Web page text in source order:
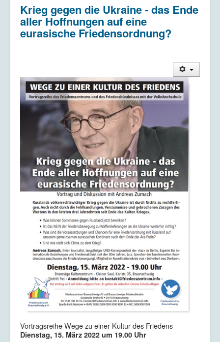
Kriegsdienstverweigerung
Kontakt/Impressum
Krieg gegen die Ukraine - das Ende
aller Hoffnungen auf eine
eurasische Friedensordnung?
Vortragsreihe Wege zu einer Kultur des Friedens
Dienstag, 15. März 2022 um 19.00 Uhr